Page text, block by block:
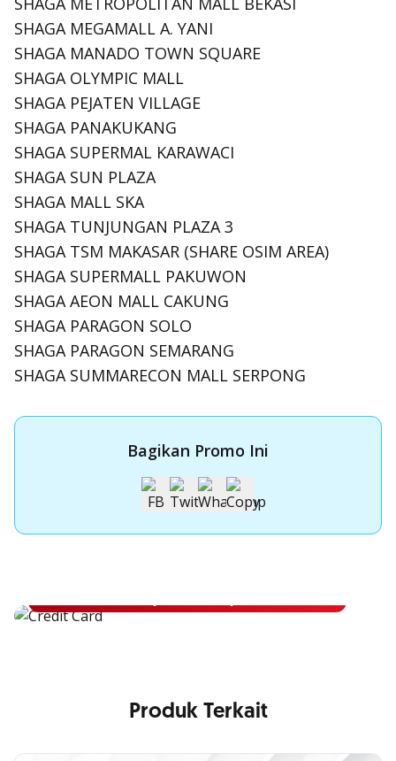
SHAGA MEGAMALL A. YANI
SHAGA MANADO TOWN SQUARE
SHAGA OLYMPIC MALL
SHAGA PEJATEN VILLAGE
SHAGA PANAKUKANG
SHAGA SUPERMAL KARAWACI
SHAGA SUN PLAZA
SHAGA MALL SKA
SHAGA TUNJUNGAN PLAZA 3
SHAGA TSM MAKASAR (SHARE OSIM AREA)
SHAGA SUPERMALL PAKUWON
SHAGA AEON MALL CAKUNG
SHAGA PARAGON SOLO
SHAGA PARAGON SEMARANG
SHAGA SUMMARECON MALL SERPONG
Bagikan Promo Ini
Apply Kartu Kredit OCBC NISP
Produk Terkait